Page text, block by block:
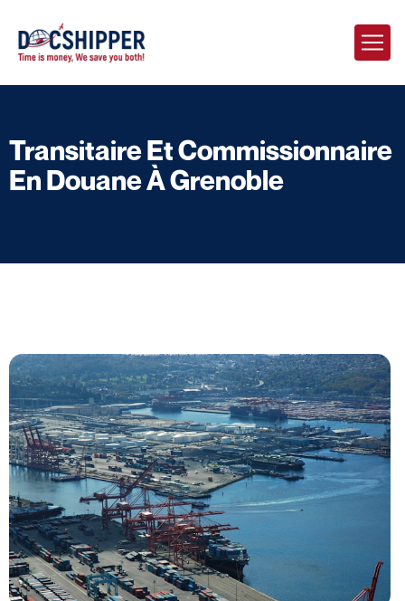
Transitaire Et Commissionnaire
En Douane À Grenoble